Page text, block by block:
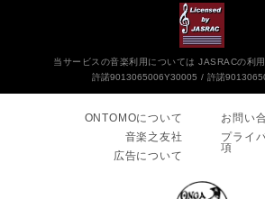
当サービスの音楽利用については JASRACの利
許諾9013065006Y30005
許諾
ONTOMOについて
音楽之友社
広告について
お問い
プライ
項